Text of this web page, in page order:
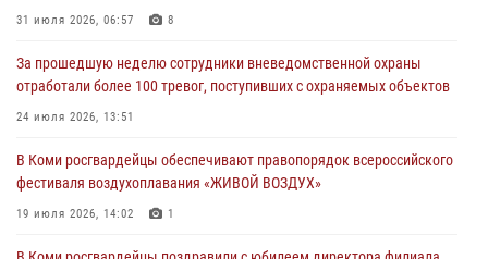
Временно исполняющий обязанности начальника Управления
31 июля 2026, 06:57 8
В Усинске росгвардейцы оперативно отработали план «Квартал»
31 июля 2026, 06:57 8
За прошедшую неделю сотрудники вневедомственной охраны
отработали более 100 тревог, поступивших с охраняемых объектов
24 июля 2026, 13:51
В Коми росгвардейцы обеспечивают правопорядок всероссийского
фестиваля воздухоплавания «ЖИВОЙ ВОЗДУХ»
19 июля 2026, 14:02 1